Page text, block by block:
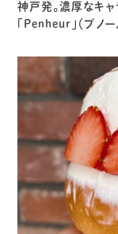
神戸発。濃厚なキ
「Penheur」（プ